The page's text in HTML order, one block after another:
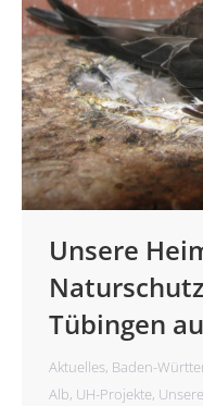
Unsere
Tübingen
Aktuelles, Baden-
Alb, UH-Projekte,